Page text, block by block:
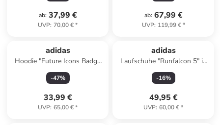
ab: 37,99 €
UVP: 70,00 €*
ab: 67,99 €
UVP: 119,99 €*
adidas
Hoodie "Future Icons Badge
of Sport" in Creme
-47%
33,99 €
UVP: 65,00 €*
adidas
Laufschuhe "Runfalcon 5" in
Schwarz
-16%
49,95 €
UVP: 60,00 €*